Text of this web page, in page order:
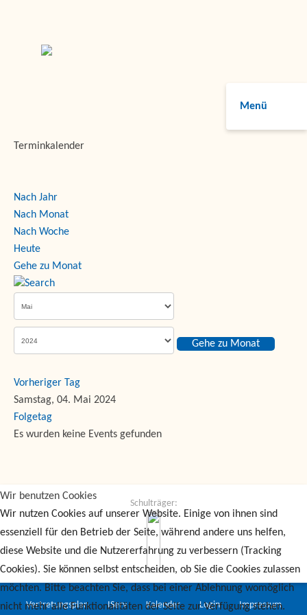
Menü
Terminkalender
Nach Jahr
Nach Monat
Nach Woche
Heute
Gehe zu Monat
Gehe zu Monat
Vorheriger Tag
Samstag, 04. Mai 2024
Folgetag
Es wurden keine Events gefunden
Schulträger:
Vertretungsplan IServ Kalender Login Impressum
Wir benutzen Cookies
Wir nutzen Cookies auf unserer Website. Einige von ihnen sind
essenziell für den Betrieb der Seite, während andere uns helfen,
diese Website und die Nutzererfahrung zu verbessern (Tracking
Cookies). Sie können selbst entscheiden, ob Sie die Cookies zulassen
möchten. Bitte beachten Sie, dass bei einer Ablehnung womöglich
nicht mehr alle Funktionalitäten der Seite zur Verfügung stehen.